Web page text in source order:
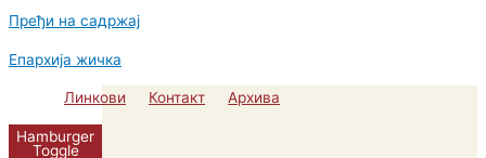
Пређи на садржај
Епархија жичка
Линкови Контакт Архива
Hamburger
Toggle